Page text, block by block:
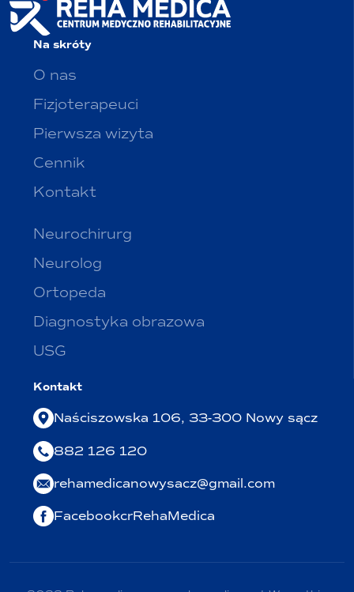
Na skróty
O nas
Fizjoterapeuci
Pierwsza wizyta
Cennik
Kontakt
Neurochirurg
Neurolog
Ortopeda
Diagnostyka obrazowa
USG
Kontakt
Naściszowska 106, 33-300 Nowy sącz
882 126 120
rehamedicanowysacz@gmail.com
FacebookcrRehaMedica